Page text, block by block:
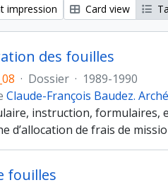
impression Card view
des fouilles
· Dossier · 1989-1990
Claude-François Baudez.
instruction, formulaires,
d’allocation de frais de
fouilles